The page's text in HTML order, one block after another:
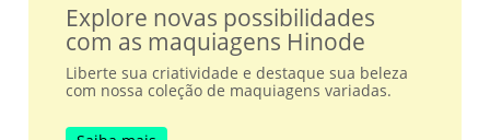
Explore novas possibilidades
com as maquiagens Hinode
Liberte sua criatividade e destaque sua beleza
com nossa coleção de maquiagens variadas.